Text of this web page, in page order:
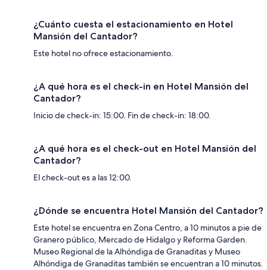
¿Cuánto cuesta el estacionamiento en Hotel
Mansión del Cantador?
Este hotel no ofrece estacionamiento.
¿A qué hora es el check-in en Hotel Mansión del
Cantador?
Inicio de check-in: 15:00. Fin de check-in: 18:00.
¿A qué hora es el check-out en Hotel Mansión del
Cantador?
El check-out es a las 12:00.
¿Dónde se encuentra Hotel Mansión del Cantador?
Este hotel se encuentra en Zona Centro, a 10 minutos a pie de
Granero público, Mercado de Hidalgo y Reforma Garden.
Museo Regional de la Alhóndiga de Granaditas y Museo
Alhóndiga de Granaditas también se encuentran a 10 minutos.